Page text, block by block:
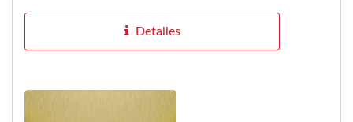
Detalles